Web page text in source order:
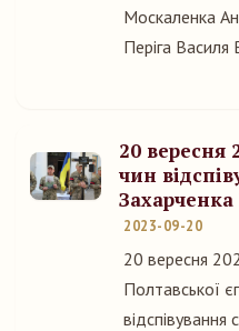
Москаленка
Періга Василя
20 вересня
чин
Захарченка
2023-09-20
20 вересня
Полтавської
відспівування